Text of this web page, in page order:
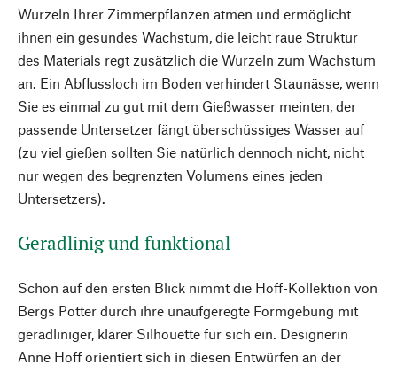
Wurzeln Ihrer Zimmerpflanzen atmen und ermöglicht
ihnen ein gesundes Wachstum, die leicht raue Struktur
des Materials regt zusätzlich die Wurzeln zum Wachstum
an. Ein Abflussloch im Boden verhindert Staunässe, wenn
Sie es einmal zu gut mit dem Gießwasser meinten, der
passende Untersetzer fängt überschüssiges Wasser auf
(zu viel gießen sollten Sie natürlich dennoch nicht, nicht
nur wegen des begrenzten Volumens eines jeden
Untersetzers).
Geradlinig und funktional
Schon auf den ersten Blick nimmt die Hoff-Kollektion von
Bergs Potter durch ihre unaufgeregte Formgebung mit
geradliniger, klarer Silhouette für sich ein. Designerin
Anne Hoff orientiert sich in diesen Entwürfen an der